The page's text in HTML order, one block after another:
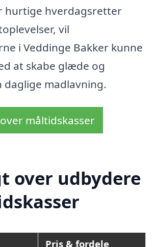
hurtige hverdagsretter
vil
i Veddinge Bakker kunne
at skabe glæde og
madlavning.
måltidskasser
over udbydere
Pris & fordele